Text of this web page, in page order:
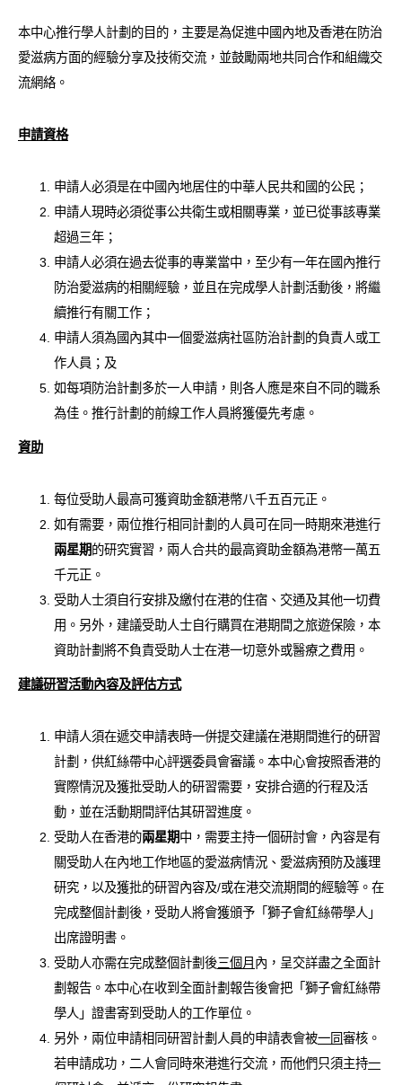
本中心推行學人計劃的目的，主要是為促進中國內地及香港在防治
愛滋病方面的經驗分享及技術交流，並鼓勵兩地共同合作和組織交
流網絡。
申請資格
申請人必須是在中國內地居住的中華人民共和國的公民；
申請人現時必須從事公共衛生或相關專業，並已從事該專業
超過三年；
申請人必須在過去從事的專業當中，至少有一年在國內推行
防治愛滋病的相關經驗，並且在完成學人計劃活動後，將繼
續推行有關工作；
申請人須為國內其中一個愛滋病社區防治計劃的負責人或工
作人員；及
如每項防治計劃多於一人申請，則各人應是來自不同的職系
為佳。推行計劃的前線工作人員將獲優先考慮。
資助
每位受助人最高可獲資助金額港幣八千五百元正。
如有需要，兩位推行相同計劃的人員可在同一時期來港進行
兩星期的研究實習，兩人合共的最高資助金額為港幣一萬五
千元正。
受助人士須自行安排及繳付在港的住宿、交通及其他一切費
用。另外，建議受助人士自行購買在港期間之旅遊保險，本
資助計劃將不負責受助人士在港一切意外或醫療之費用。
建議研習活動內容及評估方式
申請人須在遞交申請表時一併提交建議在港期間進行的研習
計劃，供紅絲帶中心評選委員會審議。本中心會按照香港的
實際情況及獲批受助人的研習需要，安排合適的行程及活
動，並在活動期間評估其研習進度。
受助人在香港的兩星期中，需要主持一個研討會，內容是有
關受助人在內地工作地區的愛滋病情況、愛滋病預防及護理
研究，以及獲批的研習內容及/或在港交流期間的經驗等。在
完成整個計劃後，受助人將會獲頒予「獅子會紅絲帶學人」
出席證明書。
受助人亦需在完成整個計劃後三個月 內，呈交詳盡之全面計
劃報告。本中心在收到全面計劃報告後會把「獅子會紅絲帶
學人」證書寄到受助人的工作單位。
另外，兩位申請相同研習計劃人員的申請表會被一同審核。
若申請成功，二人會同時來港進行交流，而他們只須主持一